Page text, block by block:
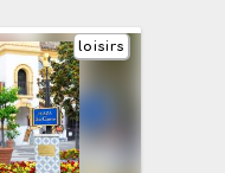
loisirs